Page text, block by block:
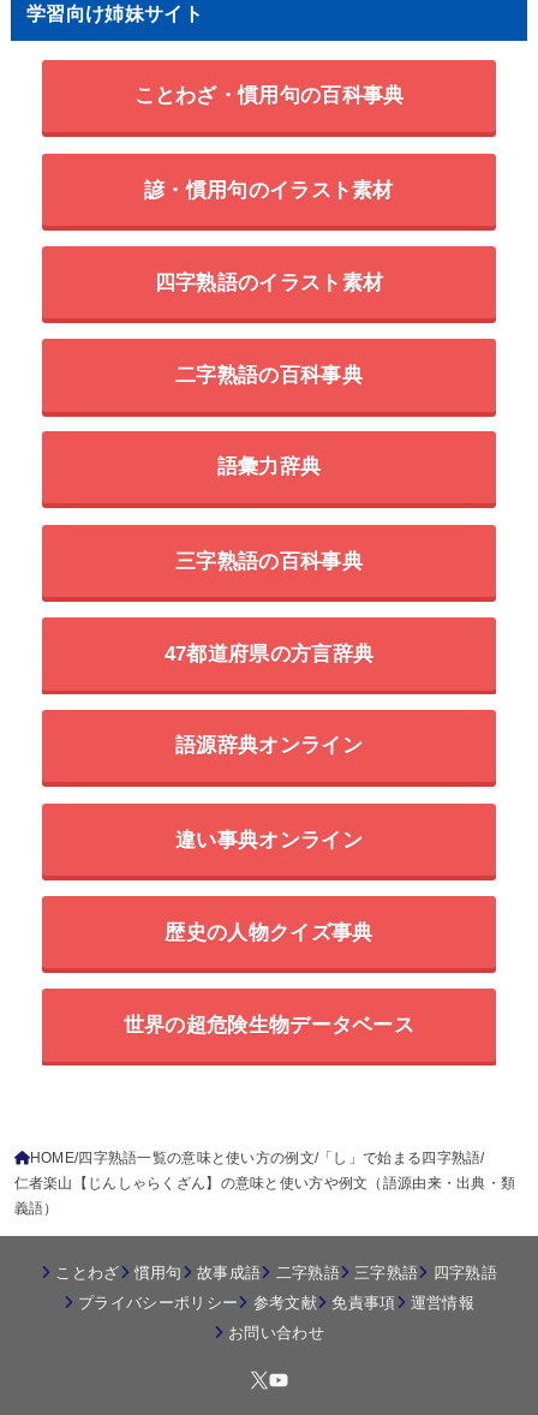
学習向け姉妹サイト
ことわざ・慣用句の百科事典
諺・慣用句のイラスト素材
四字熟語のイラスト素材
二字熟語の百科事典
語彙力辞典
三字熟語の百科事典
47都道府県の方言辞典
語源辞典オンライン
違い事典オンライン
歴史の人物クイズ事典
世界の超危険生物データベース
HOME 四字熟語一覧の意味と使い方の例文 「し」で始まる四字熟語
仁者楽山【じんしゃらくざん】の意味と使い方や例文（語源由来・出典・類
義語）
ことわざ 慣用句 故事成語 二字熟語 三字熟語
四字熟語
プライバシーポリシー
参考文献 免責事項
運営情報
お問い合わせ